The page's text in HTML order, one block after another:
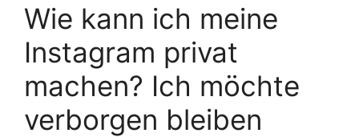
Wie kann ich meine
Instagram privat
machen? Ich möchte
verborgen bleiben